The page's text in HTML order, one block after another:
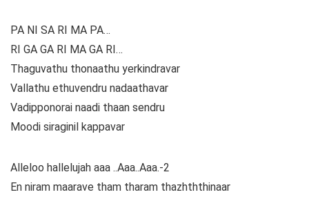
PA NI SA RI MA PA…
RI GA GA RI MA GA RI…
Thaguvathu thonaathu yerkindravar
Vallathu ethuvendru nadaathavar
Vadipponorai naadi thaan sendru
Moodi siraginil kappavar
Alleloo hallelujah aaa ..Aaa..Aaa.-2
En niram maarave tham tharam thazhththinaar